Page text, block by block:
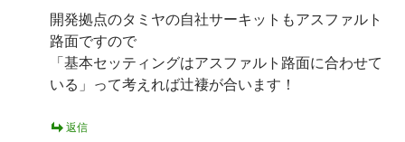
開発拠点のタミヤの自社サーキットもアスファルト
路面ですので
「基本セッティングはアスファルト路面に合わせて
いる」って考えれば辻褄が合います！
返信